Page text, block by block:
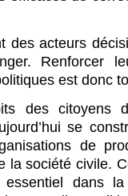
des acteurs
Renforcer
est donc
des citoyens
se
de
la société civile.
dans la